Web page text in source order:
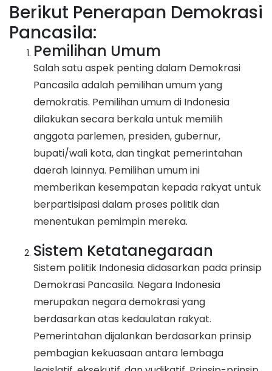
Berikut Penerapan Demokrasi
Pancasila:
Pemilihan Umum
Salah satu aspek penting dalam Demokrasi
Pancasila adalah pemilihan umum yang
demokratis. Pemilihan umum di Indonesia
dilakukan secara berkala untuk memilih
anggota parlemen, presiden, gubernur,
bupati/wali kota, dan tingkat pemerintahan
daerah lainnya. Pemilihan umum ini
memberikan kesempatan kepada rakyat untuk
berpartisipasi dalam proses politik dan
menentukan pemimpin mereka.
Sistem Ketatanegaraan
Sistem politik Indonesia didasarkan pada prinsip
Demokrasi Pancasila. Negara Indonesia
merupakan negara demokrasi yang
berdasarkan atas kedaulatan rakyat.
Pemerintahan dijalankan berdasarkan prinsip
pembagian kekuasaan antara lembaga